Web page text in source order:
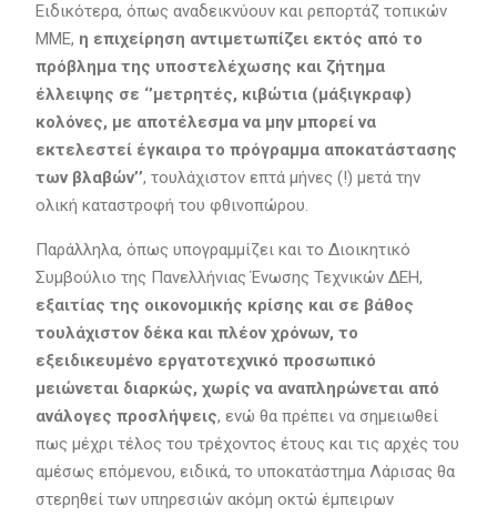
Ειδικότερα, όπως αναδεικνύουν και ρεπορτάζ τοπικών
ΜΜΕ, η επιχείρηση αντιμετωπίζει εκτός από το
πρόβλημα της υποστελέχωσης και ζήτημα
έλλειψης σε ‘’μετρητές, κιβώτια (μάξιγκραφ)
κολόνες, με αποτέλεσμα να μην μπορεί να
εκτελεστεί έγκαιρα το πρόγραμμα αποκατάστασης
των βλαβών’’, τουλάχιστον επτά μήνες (!) μετά την
ολική καταστροφή του φθινοπώρου.
Παράλληλα, όπως υπογραμμίζει και το Διοικητικό
Συμβούλιο της Πανελλήνιας Ένωσης Τεχνικών ΔΕΗ,
εξαιτίας της οικονομικής κρίσης και σε βάθος
τουλάχιστον δέκα και πλέον χρόνων, το
εξειδικευμένο εργατοτεχνικό προσωπικό
μειώνεται διαρκώς, χωρίς να αναπληρώνεται από
ανάλογες προσλήψεις, ενώ θα πρέπει να σημειωθεί
πως μέχρι τέλος του τρέχοντος έτους και τις αρχές του
αμέσως επόμενου, ειδικά, το υποκατάστημα Λάρισας θα
στερηθεί των υπηρεσιών ακόμη οκτώ έμπειρων